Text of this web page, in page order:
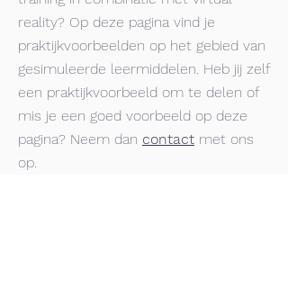
reality? Op deze pagina vind je
praktijkvoorbeelden op het gebied van
gesimuleerde leermiddelen. Heb jij zelf
een praktijkvoorbeeld om te delen of
mis je een goed voorbeeld op deze
pagina? Neem dan contact met ons
op.